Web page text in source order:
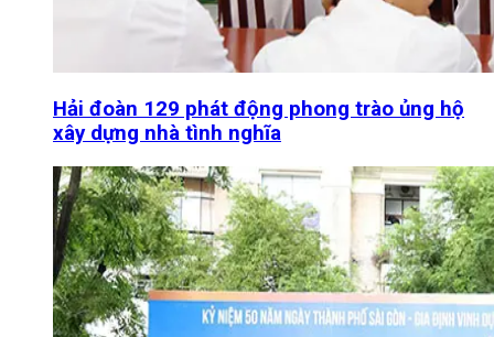
Hải đoàn 129 phát động phong trào ủng hộ
xây dựng nhà tình nghĩa